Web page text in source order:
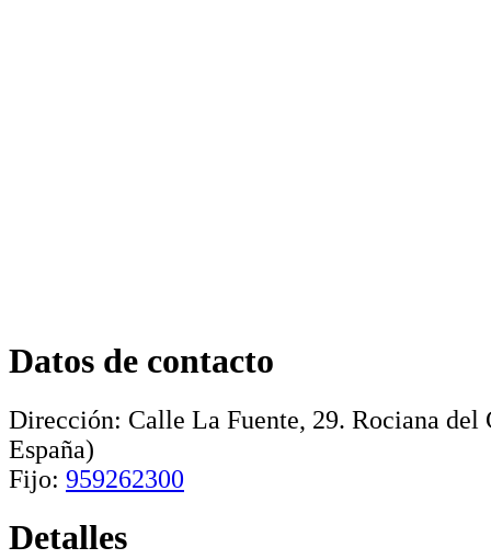
Datos de contacto
Dirección: Calle La Fuente, 29. Rociana del
España)
Fijo: 959262300
Detalles